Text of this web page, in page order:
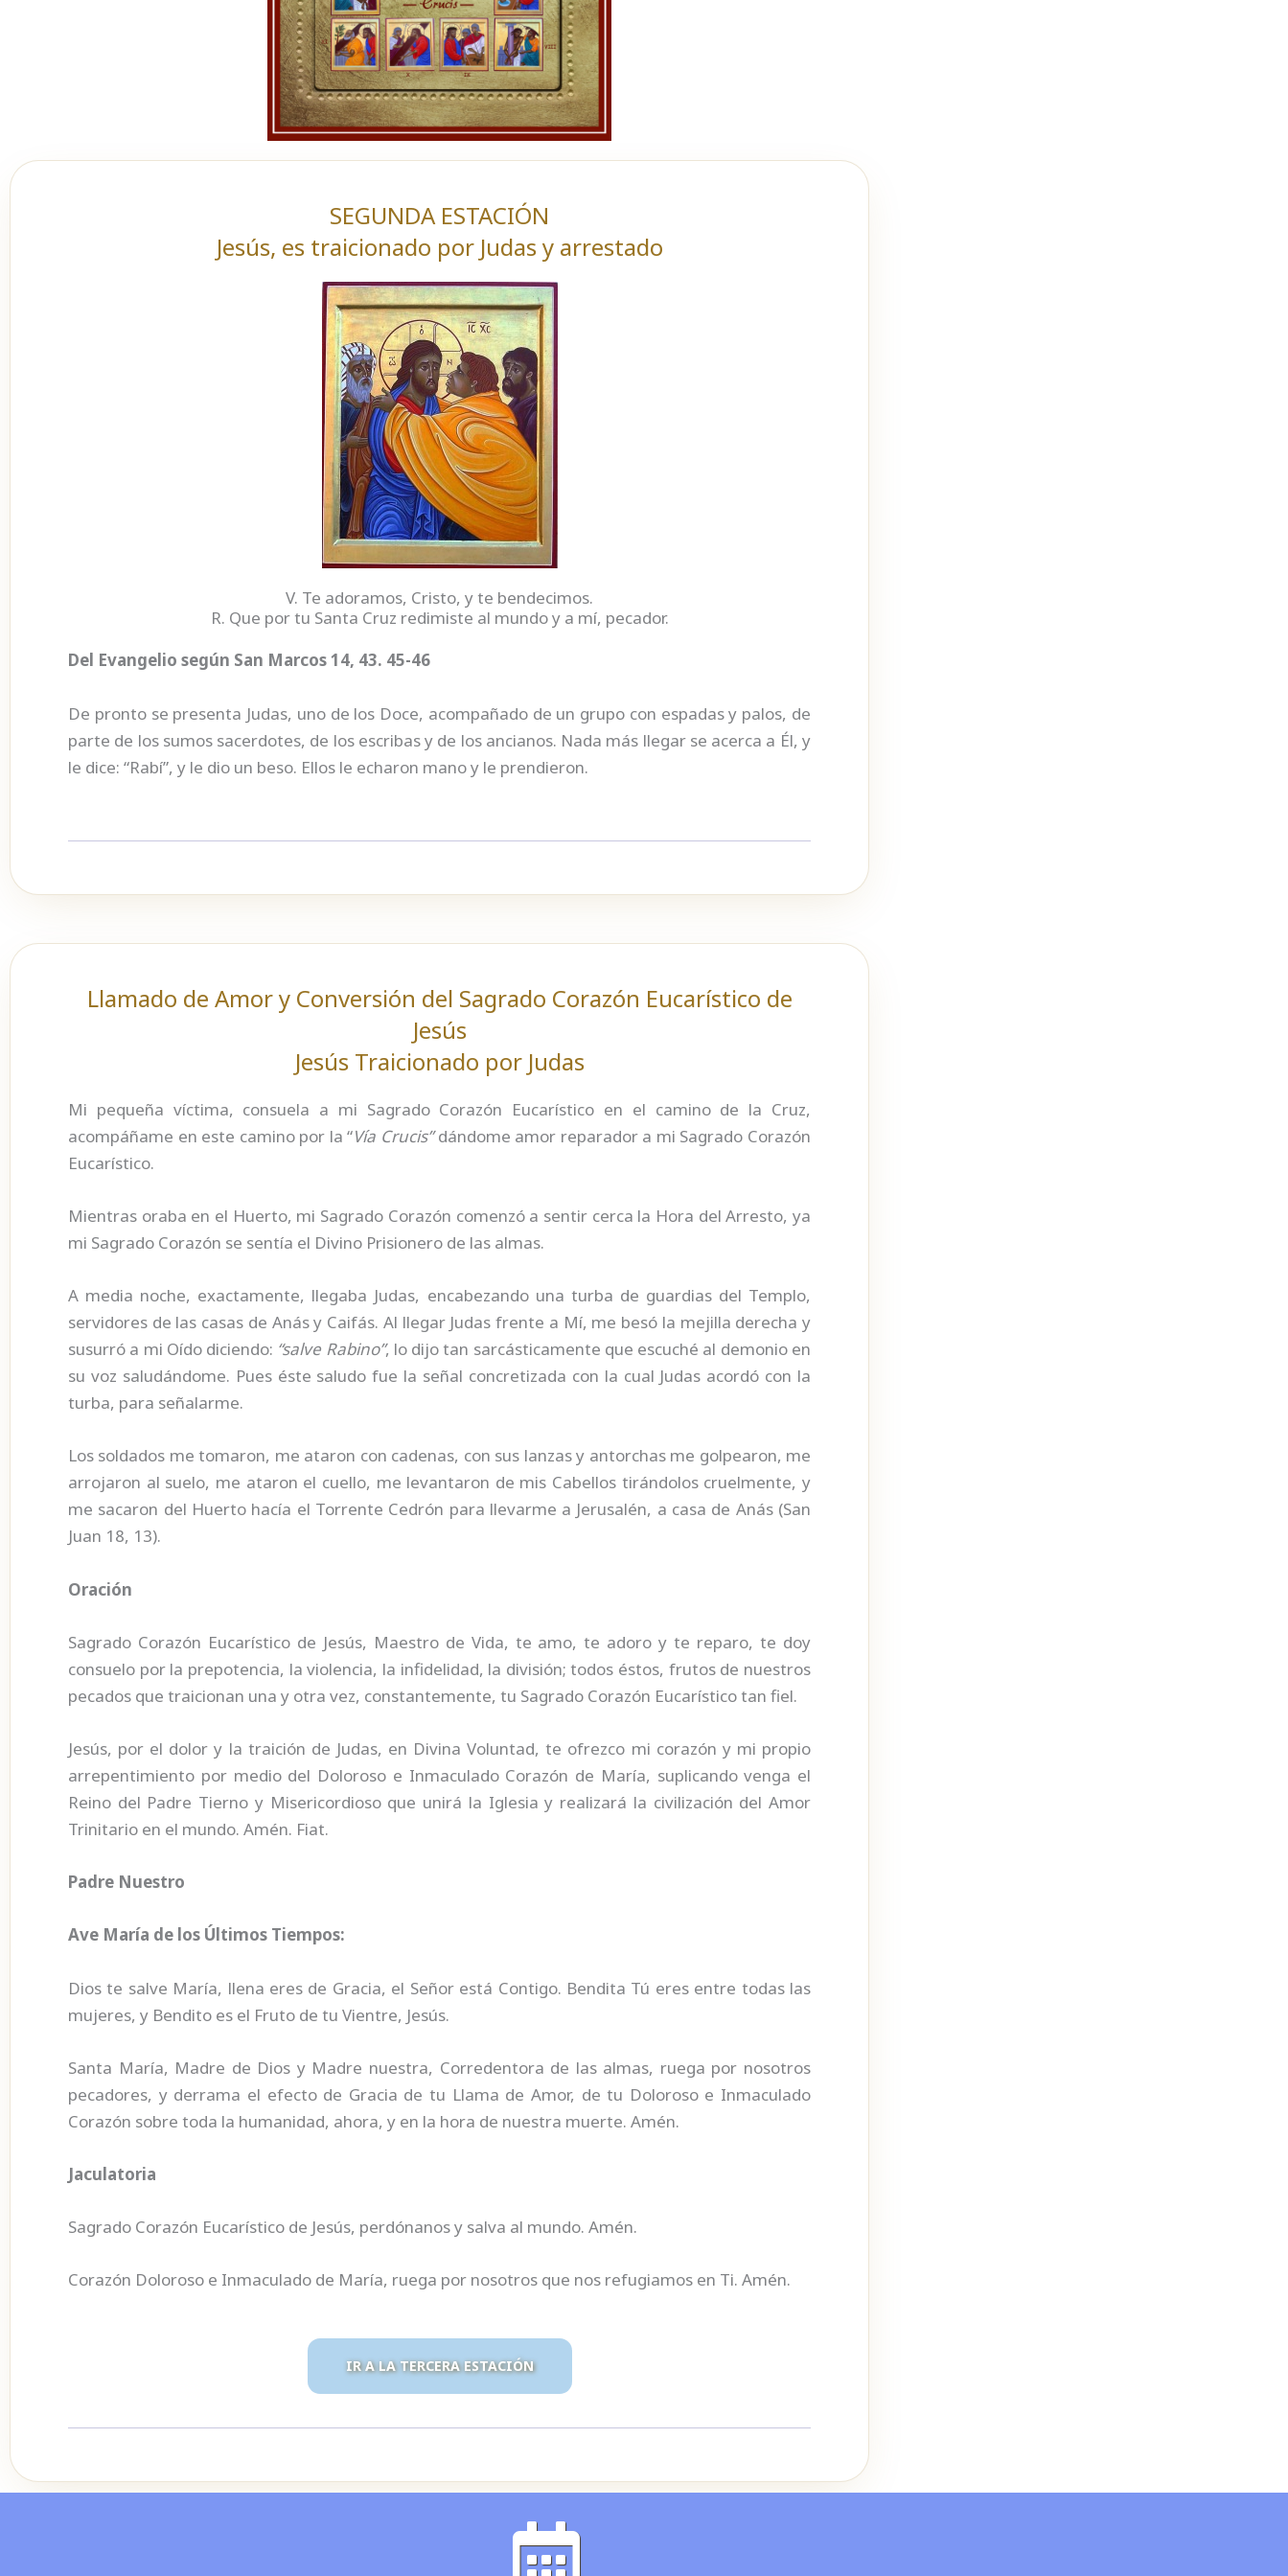
SEGUNDA ESTACIÓN
Jesús, es traicionado por Judas y arrestado
V. Te adoramos, Cristo, y te bendecimos.
R. Que por tu Santa Cruz redimiste al mundo y a mí, pecador.
Del Evangelio según San Marcos 14, 43. 45-46
De pronto se presenta Judas, uno de los Doce, acompañado de un grupo con espadas y palos, de
parte de los sumos sacerdotes, de los escribas y de los ancianos. Nada más llegar se acerca a Él, y
le dice: “Rabí”, y le dio un beso. Ellos le echaron mano y le prendieron.
Llamado de Amor y Conversión del Sagrado Corazón Eucarístico de
Jesús
Jesús Traicionado por Judas
Mi pequeña víctima, consuela a mi Sagrado Corazón Eucarístico en el camino de la Cruz,
acompáñame en este camino por la “Vía Crucis”dándome amor reparador a mi Sagrado Corazón
Eucarístico.
Mientras oraba en el Huerto, mi Sagrado Corazón comenzó a sentir cerca la Hora del Arresto, ya
mi Sagrado Corazón se sentía el Divino Prisionero de las almas.
A media noche, exactamente, llegaba Judas, encabezando una turba de guardias del Templo,
servidores de las casas de Anás y Caifás. Al llegar Judas frente a Mí, me besó la mejilla derecha y
susurró a mi Oído diciendo: “salve Rabino”, lo dijo tan sarcásticamente que escuché al demonio en
su voz saludándome. Pues éste saludo fue la señal concretizada con la cual Judas acordó con la
turba, para señalarme.
Los soldados me tomaron, me ataron con cadenas, con sus lanzas y antorchas me golpearon, me
arrojaron al suelo, me ataron el cuello, me levantaron de mis Cabellos tirándolos cruelmente, y
me sacaron del Huerto hacía el Torrente Cedrón para llevarme a Jerusalén, a casa de Anás (San
Juan 18, 13).
Oración
Sagrado Corazón Eucarístico de Jesús, Maestro de Vida, te amo, te adoro y te reparo, te doy
consuelo por la prepotencia, la violencia, la infidelidad, la división; todos éstos, frutos de nuestros
pecados que traicionan una y otra vez, constantemente, tu Sagrado Corazón Eucarístico tan fiel.
Jesús, por el dolor y la traición de Judas, en Divina Voluntad, te ofrezco mi corazón y mi propio
arrepentimiento por medio del Doloroso e Inmaculado Corazón de María, suplicando venga el
Reino del Padre Tierno y Misericordioso que unirá la Iglesia y realizará la civilización del Amor
Trinitario en el mundo. Amén. Fiat.
Padre Nuestro
Ave María de los Últimos Tiempos:
Dios te salve María, llena eres de Gracia, el Señor está Contigo. Bendita Tú eres entre todas las
mujeres, y Bendito es el Fruto de tu Vientre, Jesús.
Santa María, Madre de Dios y Madre nuestra, Corredentora de las almas, ruega por nosotros
pecadores, y derrama el efecto de Gracia de tu Llama de Amor, de tu Doloroso e Inmaculado
Corazón sobre toda la humanidad, ahora, y en la hora de nuestra muerte. Amén.
Jaculatoria
Sagrado Corazón Eucarístico de Jesús, perdónanos y salva al mundo. Amén.
Corazón Doloroso e Inmaculado de María, ruega por nosotros que nos refugiamos en Ti. Amén.
IR A LA TERCERA ESTACIÓN